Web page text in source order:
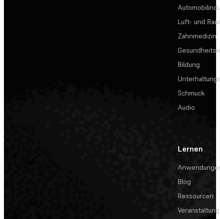
Luft- und
Zahnmedizin
Bildung
Schmuck
Audio
Lernen
Blog
Ressourcen